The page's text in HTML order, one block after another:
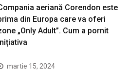
aeriană Corendon este
din Europa care va oferi
„Only Adult”. Cum a pornit
martie 15, 2024